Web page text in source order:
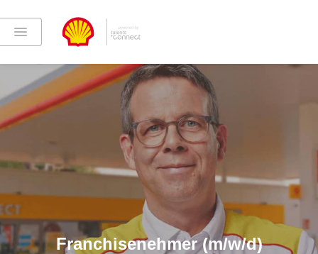
Franchisenehmer (m/w/d)